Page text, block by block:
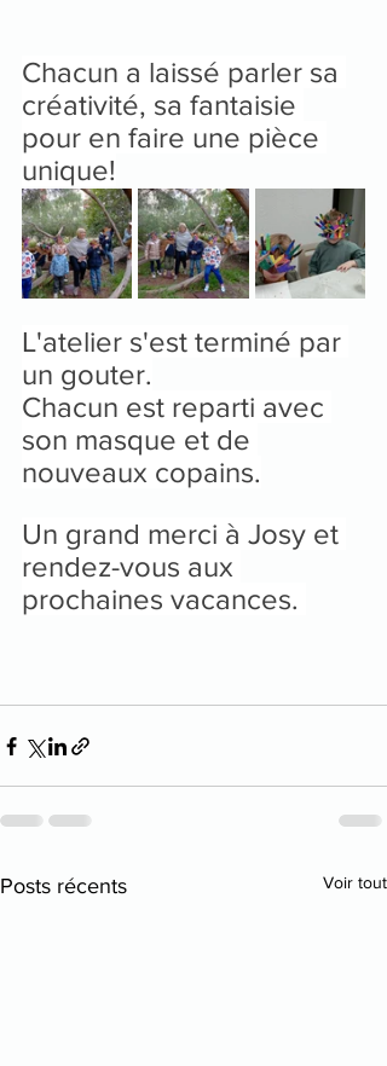
Chacun a laissé parler sa
créativité, sa fantaisie
pour en faire une pièce
unique!
L'atelier s'est terminé par
un gouter.
Chacun est reparti avec
son masque et de
nouveaux copains.
Un grand merci à Josy et
rendez-vous aux
prochaines vacances.
Posts récents Voir tout